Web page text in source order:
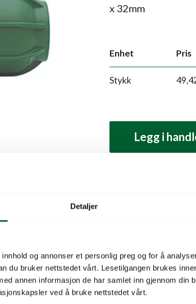
Detaljer
og annonser et personlig preg og for å
du bruker nettstedet vårt. Lesetilgangen brukes
annen informasjon de har samlet inn gjennom din
ved å bruke nettstedet vårt.
x 32mm
Enhet Pris
Stykk
Legg i
Attributt
Dryppvanningstype